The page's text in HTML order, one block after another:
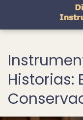
Historias: